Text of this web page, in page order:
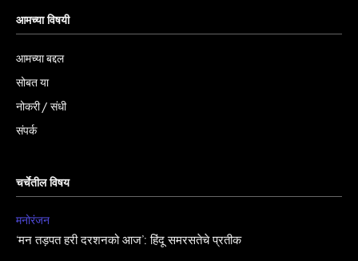
आमच्या विषयी
आमच्या बद्दल
सोबत या
नोकरी / संधी
संपर्क
चर्चेतील विषय
मनोरंजन
‘मन तड़पत हरी दरशनको आज’: हिंदू समरसतेचे प्रतीक